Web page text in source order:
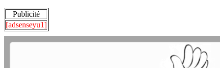
Publicité
[adsenseyu1]